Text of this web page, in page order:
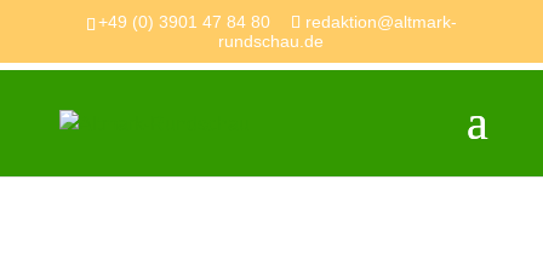
+49 (0) 3901 47 84 80
redaktion@altmark-
rundschau.de